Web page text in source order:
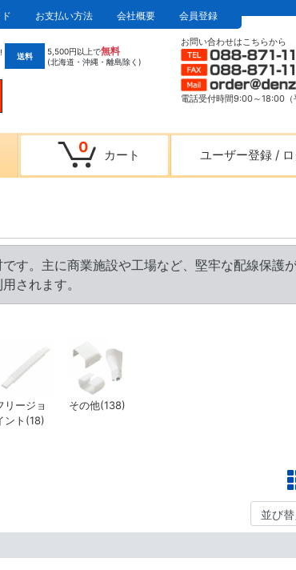
お支払い方法 会社概要 会員登録
送料 5,500円以上で無料
(北海道・沖縄・離島除く)
お問い合わせはこちらから
電話受付時間9:00～18:00（
0 カート ユーザー登録 /
す。主に商業施設や工場など、堅牢な配線保護
されます。
リージョ
ント(18)
その他(138)